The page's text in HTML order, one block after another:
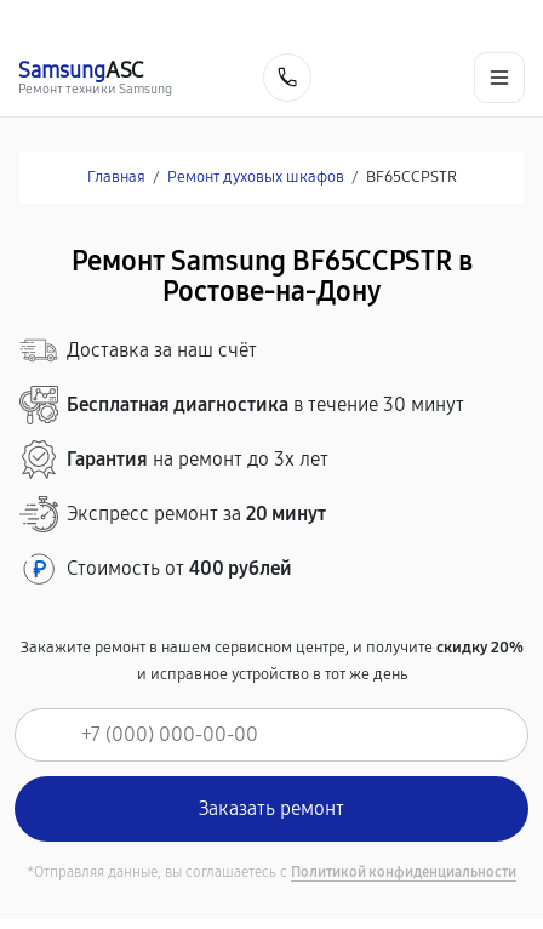
SamsungASC
Ремонт техники Samsung
Главная / Ремонт духовых шкафов / BF65CCPSTR
Ремонт Samsung BF65CCPSTR в
Ростове-на-Дону
Доставка за наш счёт
Бесплатная диагностика в течение 30 минут
Гарантия на ремонт до 3х лет
Экспресс ремонт за 20 минут
Стоимость от 400 рублей
Закажите ремонт в нашем сервисном центре, и получитескидку 20%
и исправное устройство в тот же день
*Отправляя данные, вы соглашаетесь с Политикой конфиденциальности